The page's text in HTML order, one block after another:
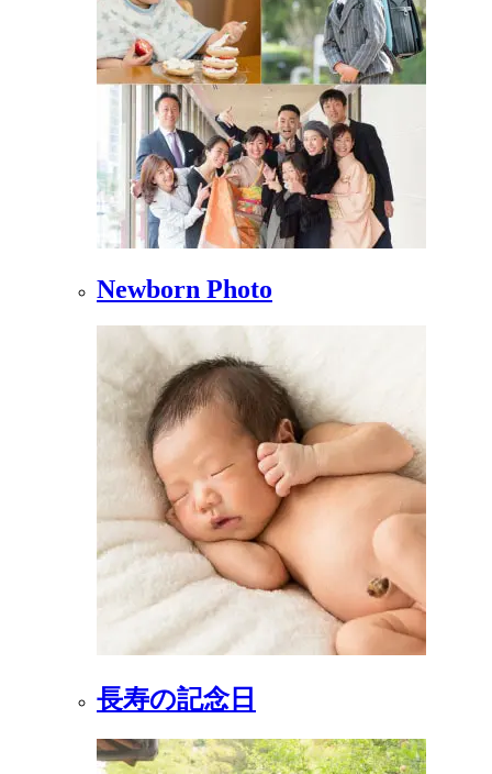
Newborn Photo
長寿の記念日